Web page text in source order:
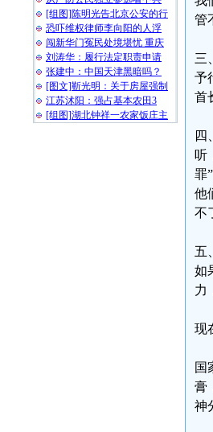
[组图]陈明光告北京公安的行
恐吓维权律师李向阳的人浮
闯新华门冤民处境堪忧 重庆
刘涛华：履行法定职责申请
张建中：中国天津黑暗吗？
[图文]靳光明：关于房屋强制
江苏沭阳：强占基本农田3
[组图]湖北钟祥一农家饭庄主
管
三
予
首
四
听
罪
他
不
五
如
力
现
国
膏
神